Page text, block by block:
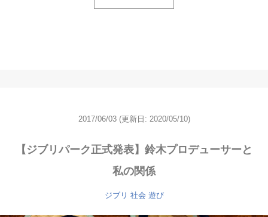
2017/06/03 (更新日: 2020/05/10)
【ジブリパーク正式発表】鈴木プロデューサーと
私の関係
ジブリ 社会 遊び